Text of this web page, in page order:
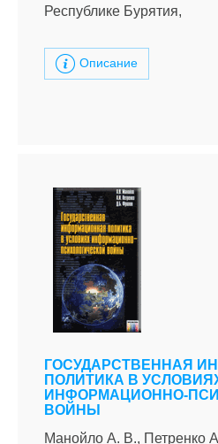
Республике Бурятия,
Описание
ГОСУДАРСТВЕННАЯ
ПОЛИТИКА В
ИНФОРМАЦИОННО-
ВОЙНЫ
Манойло А. В., Петренко